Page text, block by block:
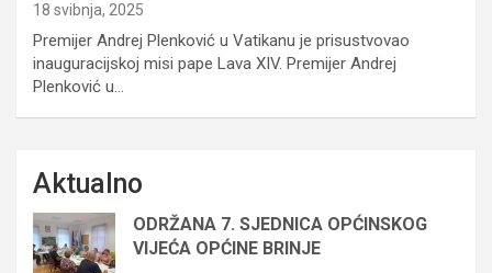
18 svibnja, 2025
Premijer Andrej Plenković u Vatikanu je prisustvovao
inauguracijskoj misi pape Lava XIV. Premijer Andrej
Plenković u…
Aktualno
ODRŽANA 7. SJEDNICA OPĆINSKOG
VIJEĆA OPĆINE BRINJE